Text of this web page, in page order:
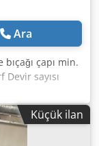
Ara
bıçağı çapı min.
sayısı
Küçük ilan